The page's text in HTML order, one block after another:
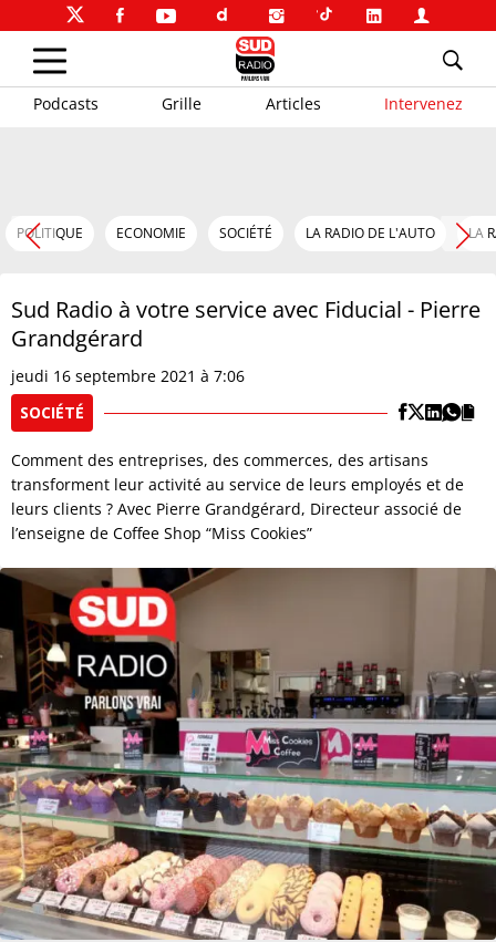
Podcasts Grille Articles Intervenez
POLITIQUE ECONOMIE SOCIÉTÉ LA RADIO DE L'AUTO LA
Sud Radio à votre service avec Fiducial - Pierre
Grandgérard
jeudi 16 septembre 2021 à 7:06
SOCIÉTÉ
Comment des entreprises, des commerces, des artisans
transforment leur activité au service de leurs employés et de
leurs clients ? Avec Pierre Grandgérard, Directeur associé de
l’enseigne de Coffee Shop “Miss Cookies”